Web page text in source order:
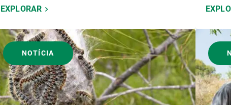
EXPLORAR
NOTÍCIA